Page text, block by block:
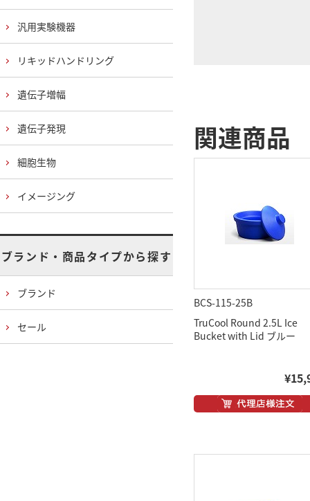
関連商品
BCS-115-25B
TruCool Round 2.5L Ice
Bucket with Lid ブルー
汎用実験機器
リキッドハンドリング
遺伝子増幅
遺伝子発現
細胞生物
イメージング
ブランド・商品タイプから探す
ブランド
セール